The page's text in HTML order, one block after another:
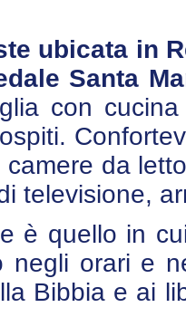
ubicata in
Santa
con
da
televisione,
è quello in
negli orari e
Bibbia e ai